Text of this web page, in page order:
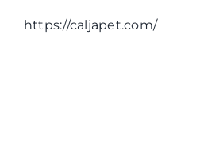
https://caljapet.com/